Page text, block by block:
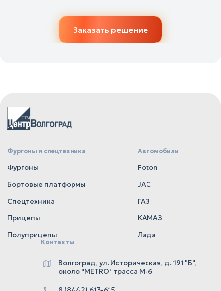
Заказать решение
Фургоны и спецтехника
Фургоны
Бортовые платформы
Спецтехника
Прицепы
Полуприцепы
Автомобили
Foton
JAC
ГАЗ
КАМАЗ
Лада
Контакты
Волгоград, ул. Историческая, д. 191 "Б",
около "METRO" трасса М-6